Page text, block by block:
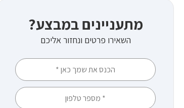
מתעניינים במבצע?
השאירו פרטים ונחזור אליכם